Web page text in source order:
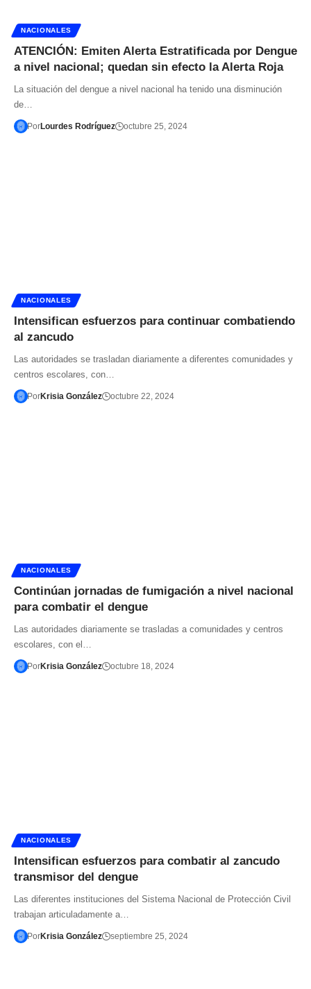
NACIONALES
ATENCIÓN: Emiten Alerta Estratificada por Dengue
a nivel nacional; quedan sin efecto la Alerta Roja
La situación del dengue a nivel nacional ha tenido una disminución
de…
PorLourdes Rodríguez octubre 25, 2024
NACIONALES
Intensifican esfuerzos para continuar combatiendo
al zancudo
Las autoridades se trasladan diariamente a diferentes comunidades y
centros escolares, con…
PorKrisia González octubre 22, 2024
NACIONALES
Continúan jornadas de fumigación a nivel nacional
para combatir el dengue
Las autoridades diariamente se trasladas a comunidades y centros
escolares, con el…
PorKrisia González octubre 18, 2024
NACIONALES
Intensifican esfuerzos para combatir al zancudo
transmisor del dengue
Las diferentes instituciones del Sistema Nacional de Protección Civil
trabajan articuladamente a…
PorKrisia González septiembre 25, 2024